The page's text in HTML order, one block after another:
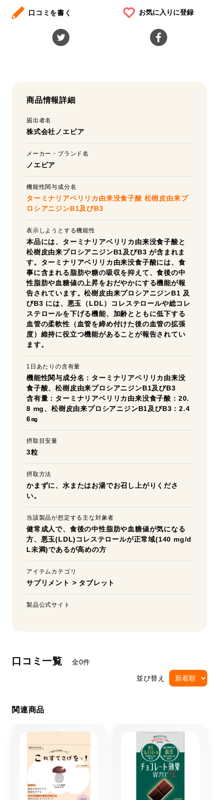
口コミを書く お気に入りに登録
商品情報詳細
届出者名
株式会社ノエビア
メーカー・ブランド名
ノエビア
機能性関与成分名
ターミナリアベリリカ由来没食子酸 松樹皮由来プ
ロシアニジンB1及びB3
表示しようとする機能性
本品には、ターミナリアベリリカ由来没食子酸と
松樹皮由来プロシアニジンB1及びB3 が含まれま
す。ターミナリアベリリカ由来没食子酸には、食
事に含まれる脂肪や糖の吸収を抑えて、食後の中
性脂肪や血糖値の上昇をおだやかにする機能が報
告されています。松樹皮由来プロシアニジンB1 及
びB3 には、悪玉（LDL）コレステロールや総コレ
ステロールを下げる機能、加齢とともに低下する
血管の柔軟性（血管を締め付けた後の血管の拡張
度）維持に役立つ機能があることが報告されてい
ます。
1日あたりの含有量
機能性関与成分名：ターミナリアベリリカ由来没
食子酸、松樹皮由来プロシアニジンB1及びB3
含有量：ターミナリアベリリカ由来没食子酸：20.
8 mg、松樹皮由来プロシアニジンB1及びB3：2.4
6㎎
摂取目安量
3粒
摂取方法
かまずに、水またはお湯でお召し上がりくださ
い。
当該製品が想定する主な対象者
健常成人で、食後の中性脂肪や血糖値が気になる
方、悪玉(LDL)コレステロールが正常域(140 mg/d
L未満)であるが高めの方
アイテムカテゴリ
サプリメント > タブレット
製品公式サイト
口コミ一覧 全0件
並び替え
関連商品